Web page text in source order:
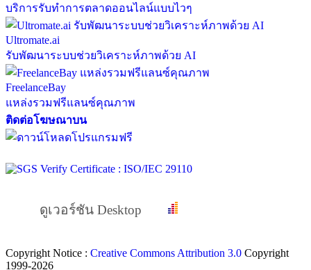
บริการรับทำการตลาดออนไลน์แบบไวๆ
Ultromate.ai
รับพัฒนาระบบช่วยวิเคราะห์ภาพด้วย AI
FreelanceBay
แหล่งรวมฟรีแลนซ์คุณภาพ
ติดต่อโฆษณาบน
ดูเวอร์ชัน Desktop
Copyright Notice : Creative Commons Attribution 3.0 Copyright
1999-2026